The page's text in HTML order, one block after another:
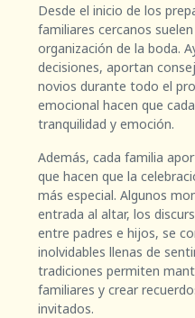
Desde el inicio de los
familiares cercanos
organización de la boda.
decisiones, aportan
novios durante todo el
emocional hacen que
tranquilidad y emoción.
Además, cada familia
que hacen que la
más especial. Algunos
entrada al altar, los
entre padres e hijos, se
inolvidables llenas de
tradiciones permiten
familiares y crear
invitados.